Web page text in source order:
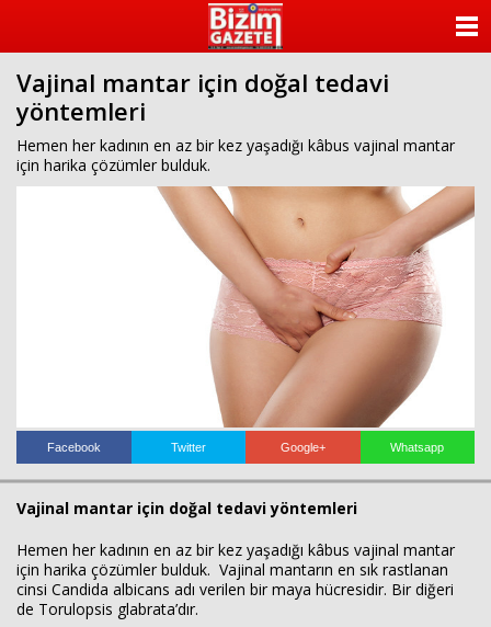
Vajinal mantar için doğal tedavi
yöntemleri
Hemen her kadının en az bir kez yaşadığı kâbus vajinal mantar
için harika çözümler bulduk.
Facebook Twitter Google+ Whatsapp
Vajinal mantar için doğal tedavi yöntemleri
Hemen her kadının en az bir kez yaşadığı kâbus vajinal mantar
için harika çözümler bulduk. Vajinal mantarın en sık rastlanan
cinsi Candida albicans adı verilen bir maya hücresidir. Bir diğeri
de Torulopsis glabrata’dır.
KATEGORİLER
ANKETLER
FOTO GALERİ
VİDEO GALERİ